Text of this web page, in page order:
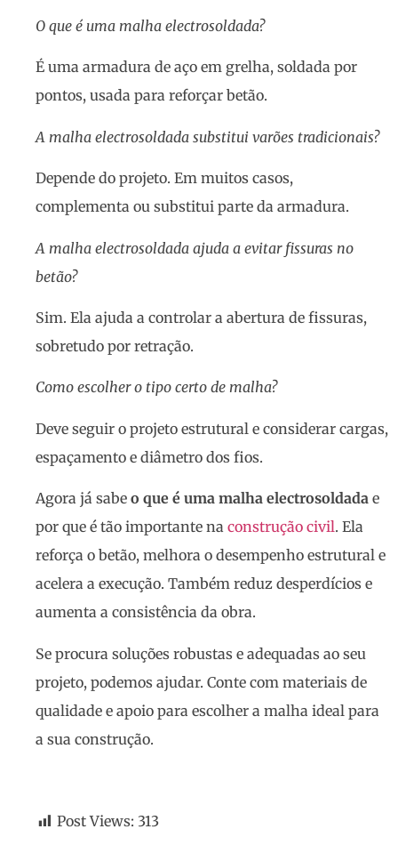
O que é uma malha electrosoldada?
É uma armadura de aço em grelha, soldada por
pontos, usada para reforçar betão.
A malha electrosoldada substitui varões tradicionais?
Depende do projeto. Em muitos casos,
complementa ou substitui parte da armadura.
A malha electrosoldada ajuda a evitar fissuras no
betão?
Sim. Ela ajuda a controlar a abertura de fissuras,
sobretudo por retração.
Como escolher o tipo certo de malha?
Deve seguir o projeto estrutural e considerar cargas,
espaçamento e diâmetro dos fios.
Agora já sabe o que é uma malha electrosoldada e
por que é tão importante na construção civil. Ela
reforça o betão, melhora o desempenho estrutural e
acelera a execução. Também reduz desperdícios e
aumenta a consistência da obra.
Se procura soluções robustas e adequadas ao seu
projeto, podemos ajudar. Conte com materiais de
qualidade e apoio para escolher a malha ideal para
a sua construção.
Post Views: 313